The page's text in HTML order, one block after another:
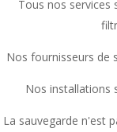
Tous nos services
Nos fournisseurs de
Nos installations
La sauvegarde n'est